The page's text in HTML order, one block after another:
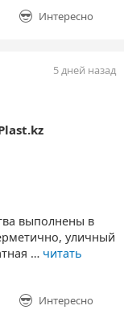
Интересно
5 дней назад
выполнены в
уличный
… читать
Интересно